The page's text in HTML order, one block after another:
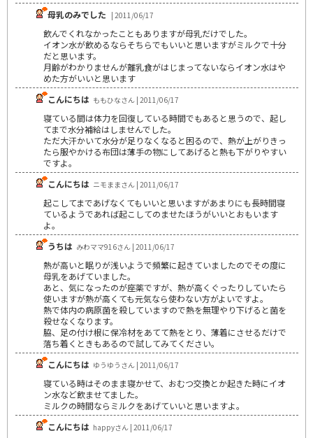
母乳のみでした | 2011/06/17
飲んでくれなかったこともありますが母乳だけでした。
イオン水が飲めるならそちらでもいいと思いますがミルクで十分
だと思います。
月齢がわかりませんが離乳食がはじまってないならイオン水はや
めた方がいいと思います
こんにちは ももひなさん | 2011/06/17
寝ている間は体力を回復している時間でもあると思うので、起し
てまで水分補給はしませんでした。
ただ大汗かいて水分が足りなくなると困るので、熱が上がりきっ
たら服やかける布団は薄手の物にしてあげると熱も下がりやすい
ですよ。
こんにちは ニモままさん | 2011/06/17
起こしてまであげなくてもいいと思いますがあまりにも長時間寝
ているようであれば起こしてのませたほうがいいとおもいます
よ。
うちは みわママ916さん | 2011/06/17
熱が高いと眠りが浅いようで頻繁に起きていましたのでその度に
母乳をあげていました。
あと、気になったのが座薬ですが、熱が高くぐったりしていたら
使いますが熱が高くても元気なら使わない方がよいですよ。
熱で体内の病原菌を殺していますので熱を無理やり下げると菌を
殺せなくなります。
脇、足の付け根に保冷材をあてて熱をとり、薄着にさせるだけで
落ち着くときもあるので試してみてください。
こんにちは ゆうゆうさん | 2011/06/17
寝ている時はそのまま寝かせて、おむつ交換とか起きた時にイオ
ン水など飲ませてました。
ミルクの時間ならミルクをあげていいと思いますよ。
こんにちは happyさん | 2011/06/17